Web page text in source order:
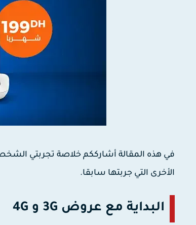
في هذه المقالة أشارككم خلاصة تجربتي
الأخرى التي جربتها سابقا.
البداية مع عروض 3G و 4G